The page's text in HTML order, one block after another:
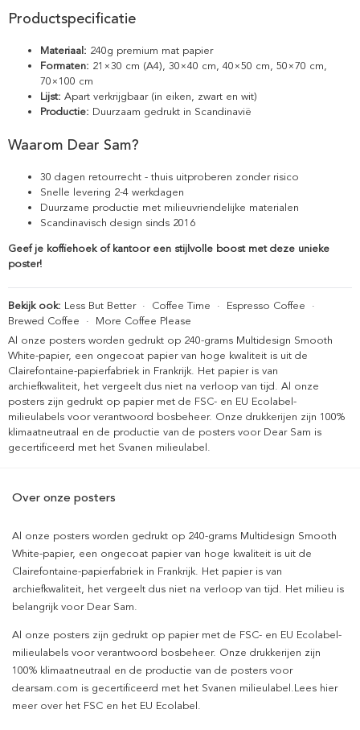
Productspecificatie
Materiaal: 240g premium mat papier
Formaten: 21×30 cm (A4), 30×40 cm, 40×50 cm, 50×70 cm,
70×100 cm
Lijst: Apart verkrijgbaar (in eiken, zwart en wit)
Productie: Duurzaam gedrukt in Scandinavië
Waarom Dear Sam?
30 dagen retourrecht - thuis uitproberen zonder risico
Snelle levering 2-4 werkdagen
Duurzame productie met milieuvriendelijke materialen
Scandinavisch design sinds 2016
Geef je koffiehoek of kantoor een stijlvolle boost met deze unieke
poster!
Bekijk ook: Less But Better· Coffee Time · Espresso Coffee ·
Brewed Coffee · More Coffee Please
Al onze posters worden gedrukt op 240-grams Multidesign Smooth
White-papier, een ongecoat papier van hoge kwaliteit is uit de
Clairefontaine-papierfabriek in Frankrijk. Het papier is van
archiefkwaliteit, het vergeelt dus niet na verloop van tijd. Al onze
posters zijn gedrukt op papier met de FSC- en EU Ecolabel-
milieulabels voor verantwoord bosbeheer. Onze drukkerijen zijn 100%
klimaatneutraal en de productie van de posters voor Dear Sam is
gecertificeerd met het Svanen milieulabel.
Over onze posters
Al onze posters worden gedrukt op 240-grams Multidesign Smooth
White-papier, een ongecoat papier van hoge kwaliteit is uit de
Clairefontaine-papierfabriek in Frankrijk. Het papier is van
archiefkwaliteit, het vergeelt dus niet na verloop van tijd. Het milieu is
belangrijk voor Dear Sam.
Al onze posters zijn gedrukt op papier met de FSC- en EU Ecolabel-
milieulabels voor verantwoord bosbeheer. Onze drukkerijen zijn
100% klimaatneutraal en de productie van de posters voor
dearsam.com is gecertificeerd met het Svanen milieulabel.Lees hier
meer over het FSC en het EU Ecolabel.